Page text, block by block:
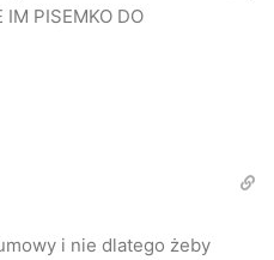
IM PISEMKO DO
i nie dlatego żeby